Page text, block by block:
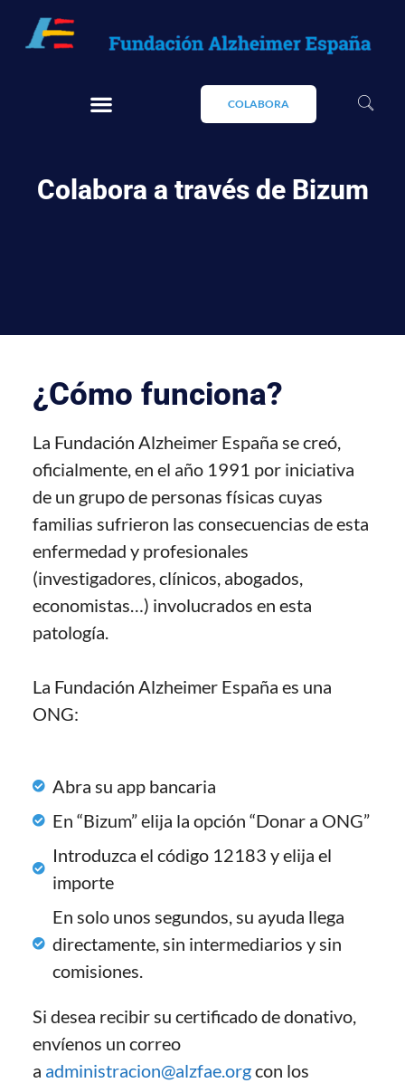
COLABORA
Colabora a través de Bizum
¿Cómo funciona?
La Fundación Alzheimer España se creó,
oficialmente, en el año 1991 por iniciativa
de un grupo de personas físicas cuyas
familias sufrieron las consecuencias de esta
enfermedad y profesionales
(investigadores, clínicos, abogados,
economistas…) involucrados en esta
patología.
La Fundación Alzheimer España es una
ONG:
Abra su app bancaria
En “Bizum” elija la opción “Donar a ONG”
Introduzca el código 12183 y elija el
importe
En solo unos segundos, su ayuda llega
directamente, sin intermediarios y sin
comisiones.
Si desea recibir su certificado de donativo,
envíenos un correo
a administracion@alzfae.orgcon los